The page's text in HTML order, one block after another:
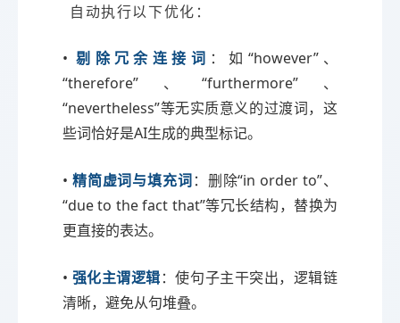
自动执行以下优化：
•剔除冗余连接词 ：如“however”、
“therefore”、“furthermore”、
“nevertheless”等无实质意义的过渡词，这
些词恰好是AI生成的典型标记。
• 精简虚词与填充词：删除“in order to”、
“due to the fact that”等冗长结构，替换为
更直接的表达。
• 强化主谓逻辑：使句子主干突出，逻辑链
清晰，避免从句堆叠。